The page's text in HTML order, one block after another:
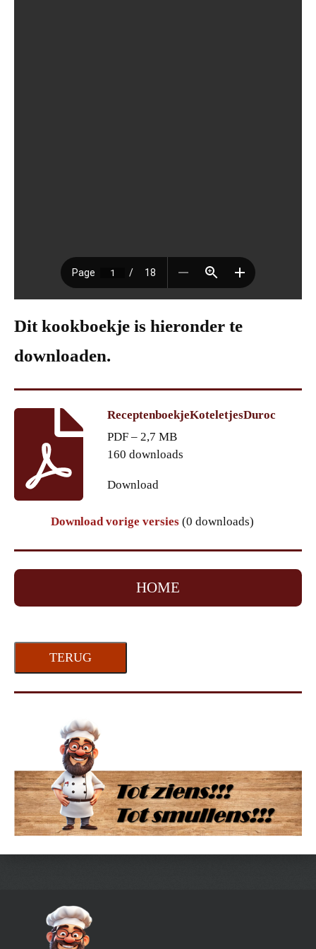
Dit kookboekje is hieronder te
downloaden.
ReceptenboekjeKoteletjesDuroc
PDF – 2,7 MB
160 downloads
Download
Download vorige versies (0 downloads)
HOME
TERUG